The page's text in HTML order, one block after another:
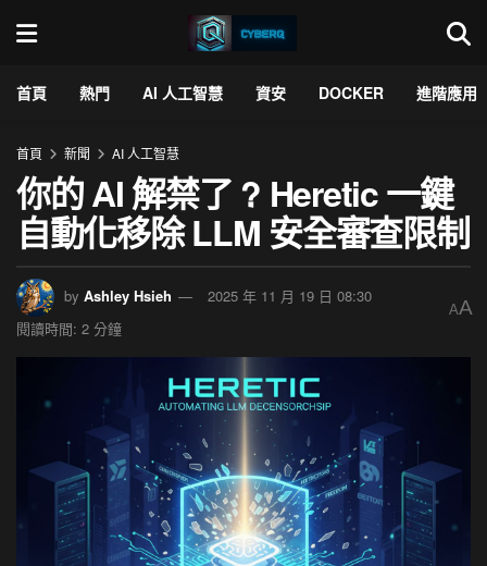
首頁 熱門 AI 人工智慧 資安 DOCKER 進階應用
首頁 新聞 AI 人工智慧
你的 AI 解禁了 ? Heretic 一鍵
自動化移除 LLM 安全審查限制
by Ashley Hsieh
2025 年 11 月 19 日 08:30
閱讀時間: 2 分鐘
AA